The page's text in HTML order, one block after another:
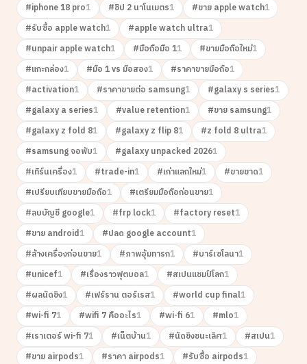
#iphone 18 pro1 #ชิป 2 นาโนเมตร1 #ขาย apple watch1
#รับซื้อ apple watch1 #apple watch ultra1
#unpair apple watch1 #มือถือมือ 11 #ขายมือถือใหม่1
#แกะกล่อง1 #มือ 1 vs มือสอง1 #ราคาขายมือถือ1
#activation1 #ราคาขายต่อ samsung1 #galaxy s series1
#galaxy a series1 #value retention1 #ขาย samsung1
#galaxy z fold 81 #galaxy z flip 81 #z fold 8 ultra1
#samsung จอพับ1 #galaxy unpacked 20261
#เทิร์นเครื่อง1 #trade-in1 #เก่าแลกใหม่1 #ขายขาด1
#เปรียบเทียบขายมือถือ1 #เตรียมมือถือก่อนขาย1
#ลบบัญชี google1 #frp lock1 #factory reset1
#ขาย android1 #ปลด google account1
#ล้างเครื่องก่อนขาย1 #ภาพอุ้มทารก1 #บาร์เซโลนา1
#unicef1 #เรื่องราวฟุตบอล1 #สเปนแชมป์โลก1
#ผลนัดชิง1 #เฟร์ราน ตอร์เรส1 #world cup final1
#wi-fi 71 #wifi 7 คืออะไร1 #wi-fi 61 #mlo1
#เราเตอร์ wi-fi 71 #เน็ตบ้าน1 #นัดชิงชนะเลิศ1 #สเปน1
#ขาย airpods1 #ราคา airpods1 #รับซื้อ airpods1